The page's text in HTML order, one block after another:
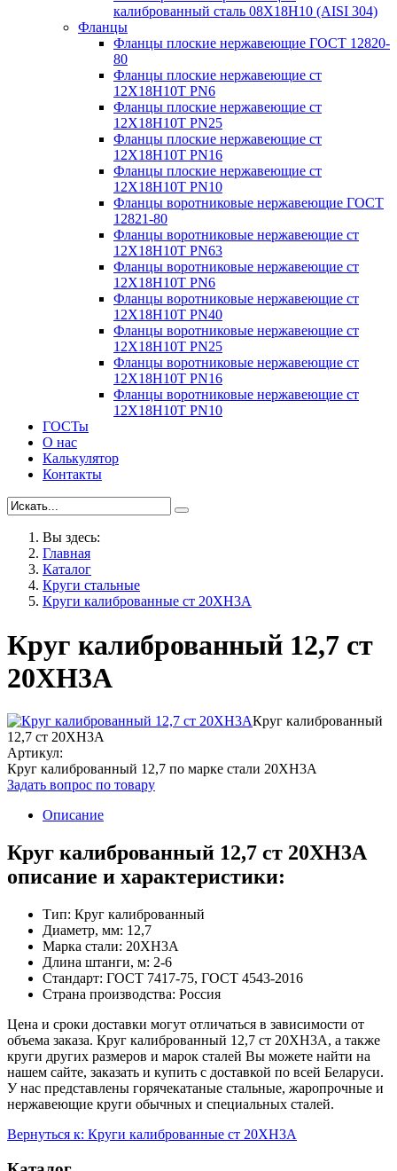
калиброванный сталь 08Х18Н10 (AISI 304)
Фланцы
Фланцы плоские нержавеющие ГОСТ 12820-
80
Фланцы плоские нержавеющие ст
12Х18Н10Т PN6
Фланцы плоские нержавеющие ст
12Х18Н10Т PN25
Фланцы плоские нержавеющие ст
12Х18Н10Т PN16
Фланцы плоские нержавеющие ст
12Х18Н10Т PN10
Фланцы воротниковые нержавеющие ГОСТ
12821-80
Фланцы воротниковые нержавеющие ст
12Х18Н10Т PN63
Фланцы воротниковые нержавеющие ст
12Х18Н10Т PN6
Фланцы воротниковые нержавеющие ст
12Х18Н10Т PN40
Фланцы воротниковые нержавеющие ст
12Х18Н10Т PN25
Фланцы воротниковые нержавеющие ст
12Х18Н10Т PN16
Фланцы воротниковые нержавеющие ст
12Х18Н10Т PN10
ГОСТы
О нас
Калькулятор
Контакты
Вы здесь:
Главная
Каталог
Круги стальные
Круги калиброванные ст 20ХН3А
Круг калиброванный 12,7 ст
20ХН3А
Круг калиброванный
12,7 ст 20ХН3А
Артикул:
Круг калиброванный 12,7 по марке стали 20ХН3А
Задать вопрос по товару
Описание
Круг калиброванный 12,7 ст 20ХН3А
описание и характеристики:
Тип: Круг калиброванный
Диаметр, мм: 12,7
Марка стали: 20ХН3А
Длина штанги, м: 2-6
Стандарт: ГОСТ 7417-75, ГОСТ 4543-2016
Страна производства: Россия
Цена и сроки доставки могут отличаться в зависимости от
объема заказа. Круг калиброванный 12,7 ст 20ХН3А, а также
круги других размеров и марок сталей Вы можете найти на
нашем сайте, заказать и купить с доставкой по всей Беларуси.
У нас представлены горячекатаные стальные, жаропрочные и
нержавеющие круги обычных и специальных сталей.
Вернуться к: Круги калиброванные ст 20ХН3А